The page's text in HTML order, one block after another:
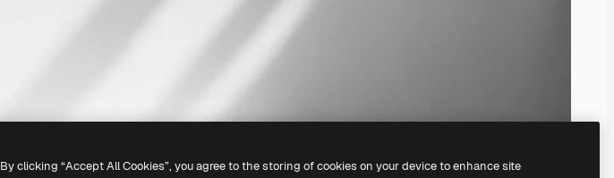
By clicking “Accept All Cookies”, you agree to the storing of cookies on your device to enhance site